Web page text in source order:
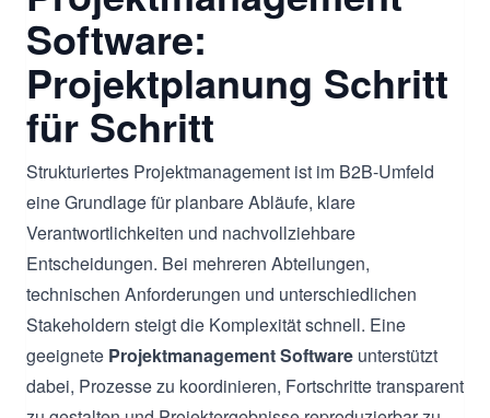
Software:
Projektplanung Schritt
für Schritt
Strukturiertes Projektmanagement ist im B2B-Umfeld
eine Grundlage für planbare Abläufe, klare
Verantwortlichkeiten und nachvollziehbare
Entscheidungen. Bei mehreren Abteilungen,
technischen Anforderungen und unterschiedlichen
Stakeholdern steigt die Komplexität schnell. Eine
geeignete Projektmanagement Software unterstützt
dabei, Prozesse zu koordinieren, Fortschritte transparent